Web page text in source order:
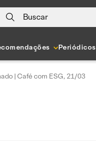
Buscar
Periódicos
| Café com ESG, 21/03